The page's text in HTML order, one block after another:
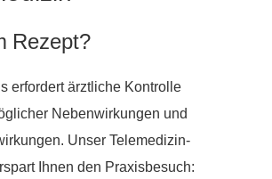
Rezept?
erfordert ärztliche Kontrolle
Nebenwirkungen und
Unser Telemedizin-
Ihnen den Praxisbesuch: